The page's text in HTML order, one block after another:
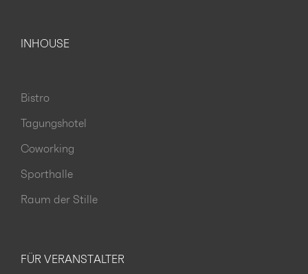
INHOUSE
Bistro
Tagungshotel
Coworking
Sporthalle
Raum der Stille
FÜR VERANSTALTER